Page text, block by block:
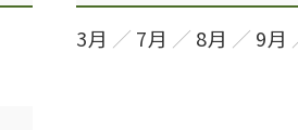
3月 7月 8月 9月